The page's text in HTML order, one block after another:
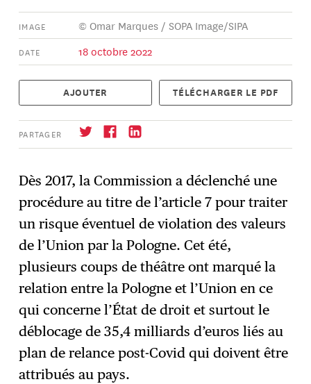
IMAGE © Omar Marques / SOPA Image/SIPA
DATE 18 octobre 2022
AJOUTER TÉLÉCHARGER LE PDF
PARTAGER
→ S'abonner
Dès 2017, la Commission a déclenché une
procédure au titre de l’article 7 pour traiter
un risque éventuel de violation des valeurs
de l’Union par la Pologne. Cet été,
plusieurs coups de théâtre ont marqué la
relation entre la Pologne et l’Union en ce
qui concerne l’État de droit et surtout le
déblocage de 35,4 milliards d’euros liés au
plan de relance post-Covid qui doivent être
attribués au pays.